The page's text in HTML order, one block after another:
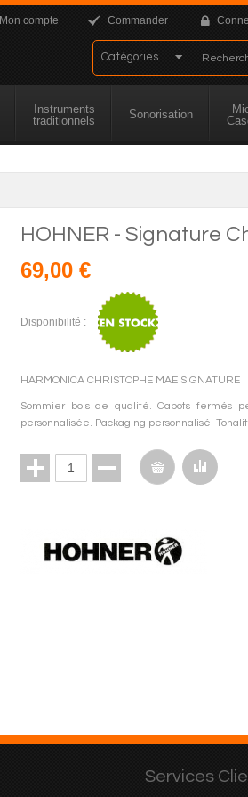
Mon compte Commander
Instruments
traditionnels
Sonorisation
HOHNER - Signature
69,00 €
Disponibilité :
HARMONICA CHRISTOPHE MAE SIGNATURE
Sommier bois de qualité. Capots fermés
personnalisée. Packaging personnalisé.
Services